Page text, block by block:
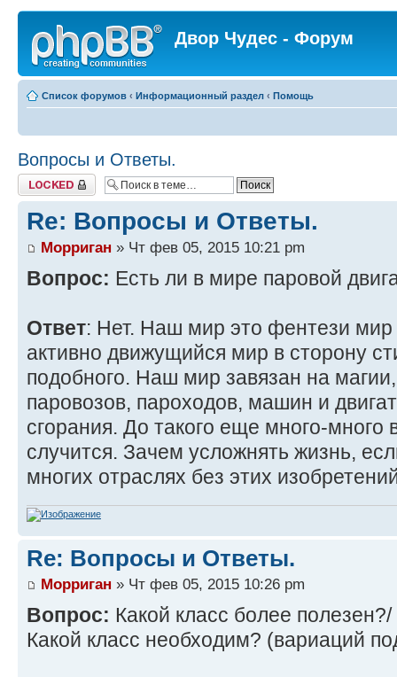
Двор Чудес - Форум
Список форумов ‹ Информационный раздел ‹ Помощь
Вопросы и Ответы.
Закрыто
Re: Вопросы и Ответы.
Морриган » Чт фев 05, 2015 10:21 pm
Вопрос: Есть ли в мире паровой
Ответ: Нет. Наш мир это фентези мир
активно движущийся мир в сторону
подобного. Наш мир завязан на
паровозов, пароходов, машин и
сгорания. До такого еще много-много
случится. Зачем усложнять жизнь,
многих отраслях без этих
Re: Вопросы и Ответы.
Морриган » Чт фев 05, 2015 10:26 pm
Вопрос: Какой класс более
Какой класс необходим? (вариаций